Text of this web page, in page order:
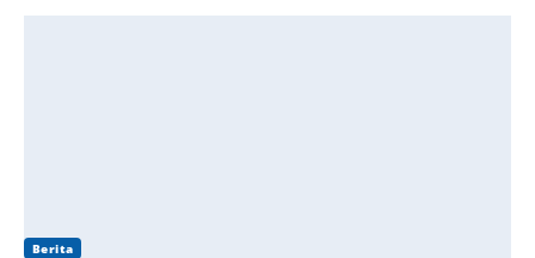
Berita